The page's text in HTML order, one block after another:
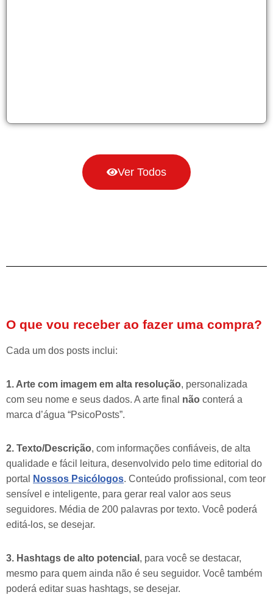
Ver Todos
O que vou receber ao fazer uma compra?
Cada um dos posts inclui:
1. Arte com imagem em alta resolução, personalizada
com seu nome e seus dados. A arte final não conterá a
marca d’água “PsicoPosts”.
2. Texto/Descrição, com informações confiáveis, de alta
qualidade e fácil leitura, desenvolvido pelo time editorial do
portal
Nossos Psicólogos. Conteúdo profissional, com teor
sensível e inteligente, para gerar real valor aos seus
seguidores. Média de 200 palavras por texto. Você poderá
editá-los, se desejar.
3. Hashtags de alto potencial , para você se destacar,
mesmo para quem ainda não é seu seguidor. Você também
poderá editar suas hashtags, se desejar.